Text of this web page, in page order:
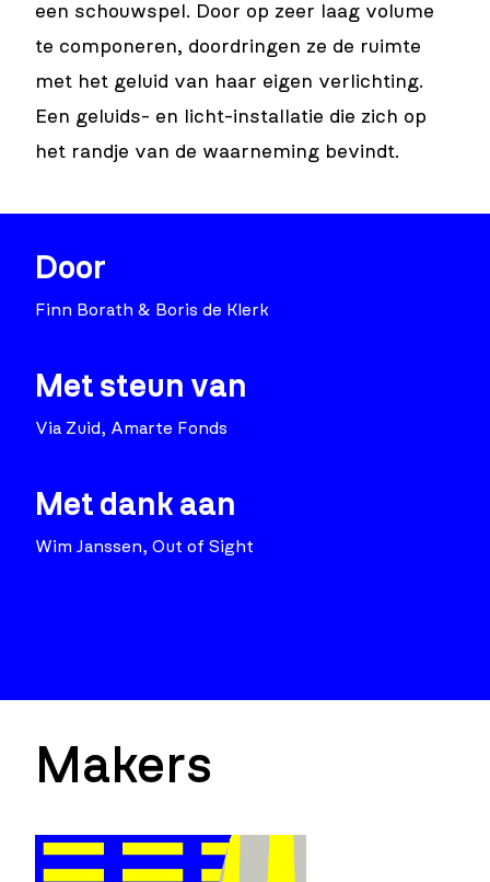
een schouwspel. Door op zeer laag volume
te componeren, doordringen ze de ruimte
met het geluid van haar eigen verlichting.
Een geluids- en licht-installatie die zich op
het randje van de waarneming bevindt.
Door
Finn Borath & Boris de Klerk
Met steun van
Via Zuid, Amarte Fonds
Met dank aan
Wim Janssen, Out of Sight
Makers